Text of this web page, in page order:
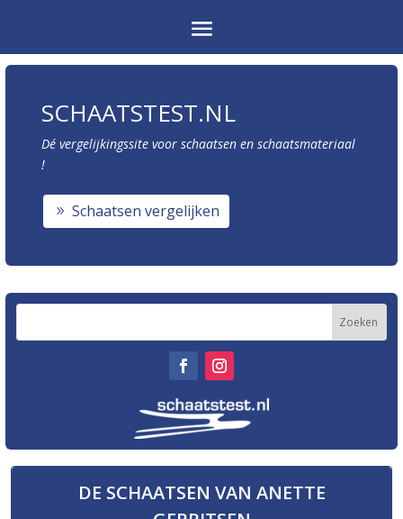
SCHAATSTEST.NL
Dé vergelijkingssite voor schaatsen en schaatsmateriaal
!
Schaatsen vergelijken
DE SCHAATSEN VAN ANETTE